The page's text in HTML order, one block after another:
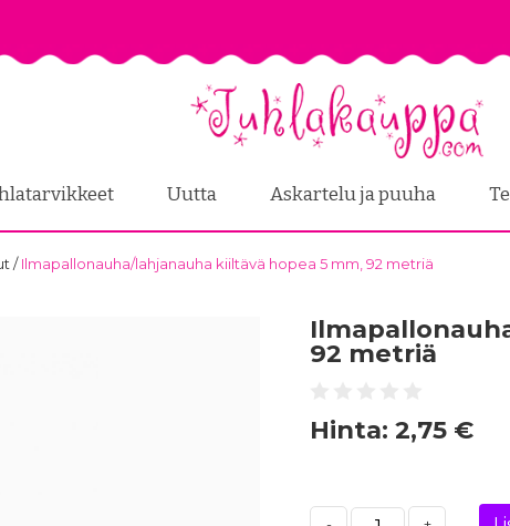
Uutta Askartelu ja puuha
/Ilmapallonauha/lahjanauha kiiltävä hopea 5 mm, 92 metriä
92 metriä
Hinta: 2,75 €